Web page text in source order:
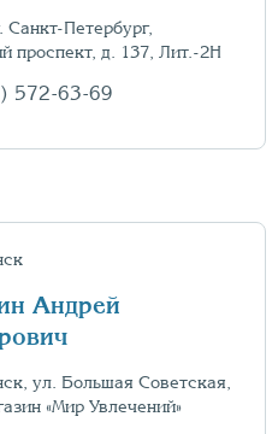
Санкт-Петербург,
проспект, д. 137, Лит.-2Н
572-63-69
Андрей
ул. Большая Советская,
«Мир Увлечений»